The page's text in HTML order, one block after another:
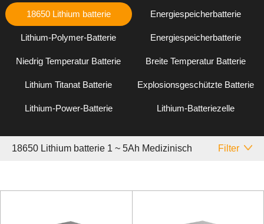
18650 Lithium batterie Energiespeicherbatterie
Lithium-Polymer-Batterie Energiespeicherbatterie
Niedrig Temperatur Batterie Breite Temperatur Batterie
Lithium Titanat Batterie Explosionsgeschützte Batterie
Lithium-Power-Batterie Lithium-Batteriezelle
18650 Lithium batterie 1 ~ 5Ah Medizinisch Filter